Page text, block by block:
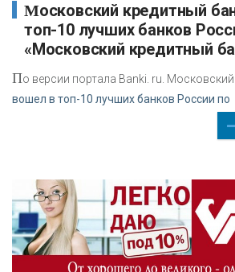
Московский кредитный банк вошел в
топ-10 лучших банков
«Московский кредитный
По версии портала Banki. ru.
вошел в топ-10 лучших банков России по